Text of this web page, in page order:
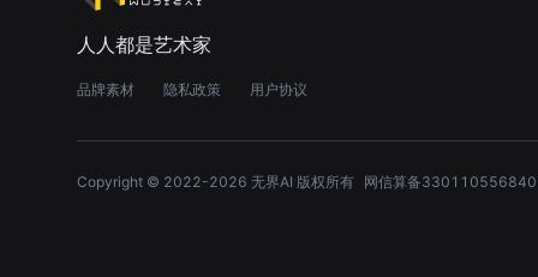
人人都是艺术家
品牌素材 隐私政策 用户协议
Copyright © 2022-2026 无界AI 版权所有 网信算备